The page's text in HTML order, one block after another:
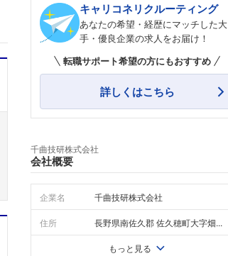
キャリコネリクルーティング
あなたの希望・経歴にマッチした大
手・優良企業の求人をお届け！
転職サポート希望の方にもおすすめ
詳しくはこちら
千曲技研株式会社
会社概要
企業名 千曲技研株式会社
住所 長野県南佐久郡 佐久穂町大字畑...
もっと見る